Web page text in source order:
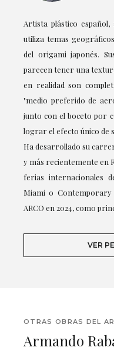
Artista plástico
utiliza temas
del origami japonés.
parecen tener una
en realidad son
"medio preferido de
junto con el boceto por
lograr el efecto único de
Ha desarrollado su
y más recientemente en
ferias internacionales
Miami o Contemporary
ARCO en 2024, como
VER
OTRAS OBRAS DEL
Armando